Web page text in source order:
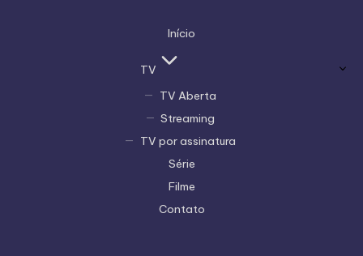
Início
TV
TV Aberta
Streaming
TV por assinatura
Série
Filme
Contato